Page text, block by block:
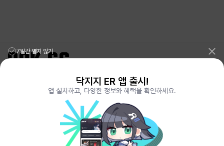
리그오브레전드 전적검색 포로지지PORO.GG
전략적팀전투 TFT 전적검색 롤체지지 LOLCHESS.GG
메이플스토리 종합통계MAPLE.GG
VALORANT.DAK.GG
배틀그라운드 전적검색PUBG.DAK.GG
이터널 리턴 전적검색ER.DAK.GG
GENSHIN.DAK.GG
7일간 열지 않기
닥지지 ER 앱 출시!
앱 설치하고, 다양한 정보와 혜택을 확인하세요.